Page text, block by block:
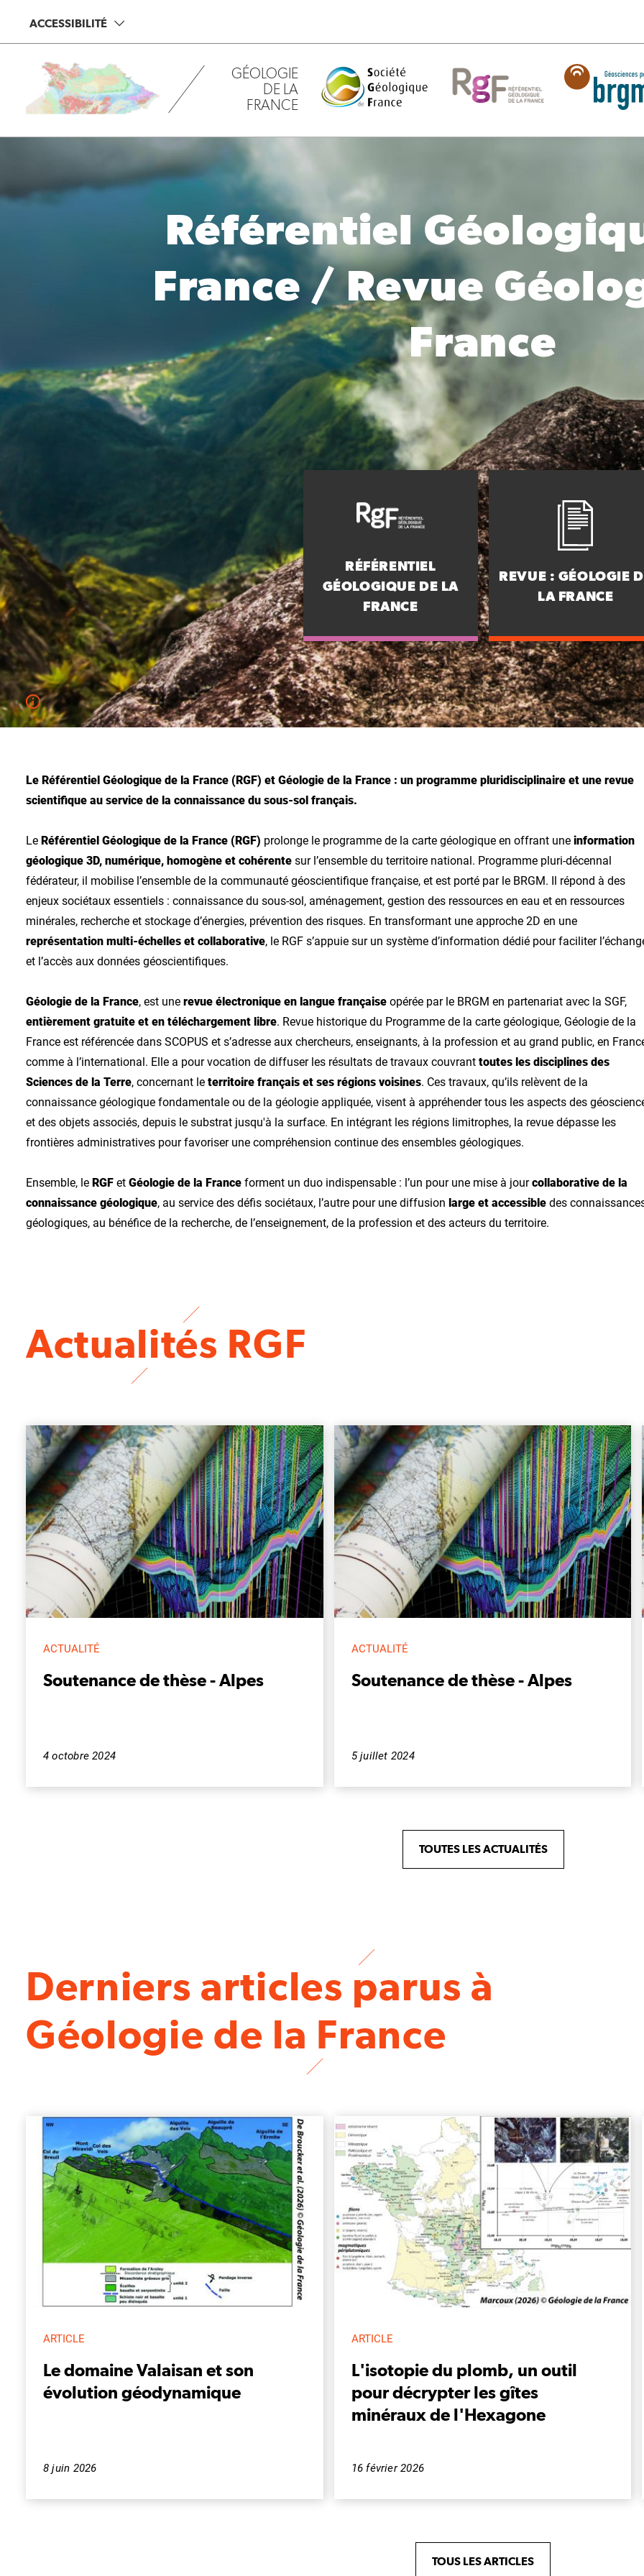
contenu
ACCESSIBILITÉ
GÉOLOGIE
DE LA
FRANCE
Référentiel
France / Revue
France
RÉFÉRENTIEL
GÉOLOGIQUE DE LA
FRANCE
REVUE : GÉOLOGIE
LA FRANCE
Le Référentiel Géologique de la France (RGF) et Géologie de la France : un programme pluridisciplinaire et une revue
scientifique au service de la connaissance du sous-sol français.
Le Référentiel Géologique de la France (RGF) prolonge le programme de la carte géologique en offrant une information
géologique 3D, numérique, homogène et cohérente sur l’ensemble du territoire national. Programme pluri-décennal
fédérateur, il mobilise l’ensemble de la communauté géoscientifique française, et est porté par le BRGM. Il répond à des
enjeux sociétaux essentiels : connaissance du sous-sol, aménagement, gestion des ressources en eau et en ressources
minérales, recherche et stockage d’énergies, prévention des risques. En transformant une approche 2D en une
représentation multi-échelles et collaborative, le RGF s’appuie sur un système d’information dédié pour faciliter
et l’accès aux données géoscientifiques.
Géologie de la France, est une revue électronique en langue française opérée par le BRGM en partenariat avec la SGF,
entièrement gratuite et en téléchargement libre. Revue historique du Programme de la carte géologique, Géologie de la
France est référencée dans SCOPUS et s’adresse aux chercheurs, enseignants, à la profession et au grand public, en
comme à l’international. Elle a pour vocation de diffuser les résultats de travaux couvrant toutes les disciplines des
Sciences de la Terre, concernant le territoire français et ses régions voisines. Ces travaux, qu’ils relèvent de la
connaissance géologique fondamentale ou de la géologie appliquée, visent à appréhender tous les aspects des
et des objets associés, depuis le substrat jusqu'à la surface. En intégrant les régions limitrophes, la revue dépasse les
frontières administratives pour favoriser une compréhension continue des ensembles géologiques.
Ensemble, le RGF et Géologie de la France forment un duo indispensable : l’un pour une mise à jourcollaborative de la
connaissance géologique, au service des défis sociétaux, l’autre pour une diffusion large et accessible des
géologiques, au bénéfice de la recherche, de l’enseignement, de la profession et des acteurs du territoire.
Actualités RGF
ACTUALITÉ
Soutenance de thèse - Alpes
4 octobre 2024
ACTUALITÉ
Soutenance de thèse - Alpes
5 juillet 2024
TOUTES LES ACTUALITÉS
Derniers articles parus à
Géologie de la France
ARTICLE
Le domaine Valaisan et son
évolution géodynamique
8 juin 2026
ARTICLE
L'isotopie du plomb, un outil
pour décrypter les gîtes
minéraux de l'Hexagone
16 février 2026
TOUS LES ARTICLES